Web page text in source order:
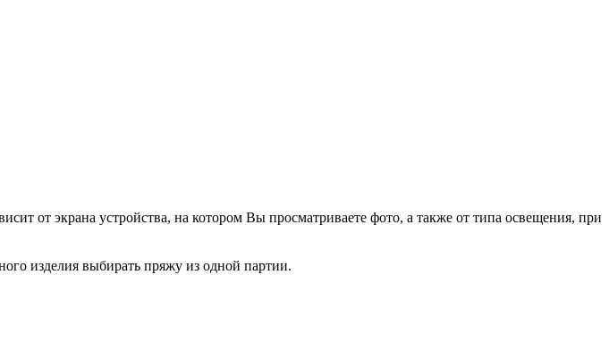
от экрана устройства, на котором Вы просматриваете фото, а также от типа освещения, при
изделия выбирать пряжу из одной партии.